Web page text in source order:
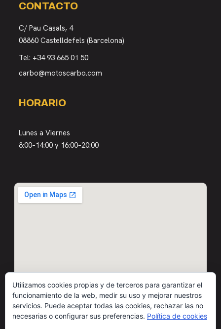
CONTACTO
C/ Pau Casals, 4
08860 Castelldefels (Barcelona)
Tel: +34 93 665 01 50
carbo@motoscarbo.com
HORARIO
Lunes a Viernes
8:00–14:00 y 16:00–20:00
Utilizamos cookies propias y de terceros para garantizar el
funcionamiento de la web, medir su uso y mejorar nuestros
servicios. Puede aceptar todas las cookies, rechazar las no
necesarias o configurar sus preferencias. Política de cookies